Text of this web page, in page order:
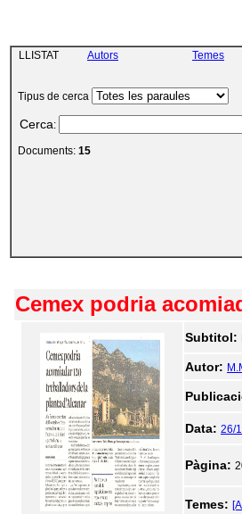
LLISTAT Autors Temes
Tipus de cerca
Cerca:
Documents: 15
Cemex podria
Subtitol:
Autor:
Data: 26/
Pàgina:
Temes: